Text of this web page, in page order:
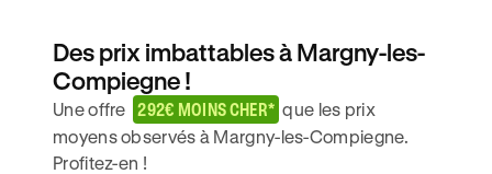
Des prix imbattables à Margny-les-
Compiegne !
Une offre 292€ MOINS CHER* que les prix
moyens observés à Margny-les-Compiegne.
Profitez-en !